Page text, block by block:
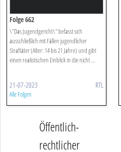
Folge 662
\"Das Jugendgericht\" befasst sich
ausschließlich mit Fällen jugendlicher
Straftäter (Alter: 14 bis 21 Jahre) und gibt
einen realistischen Einblick in die nicht ...
21-07-2023 RTL
Alle Folgen
Öffentlich-
rechtlicher